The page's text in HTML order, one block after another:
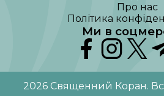
Про нас
Політика
Ми в
2026 Священний Коран.